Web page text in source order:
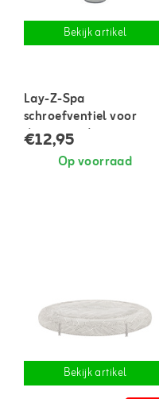
Bekijk artikel
Lay-Z-Spa
schroefventiel voor
diverse spa's
€12,95
Op voorraad
Bekijk artikel